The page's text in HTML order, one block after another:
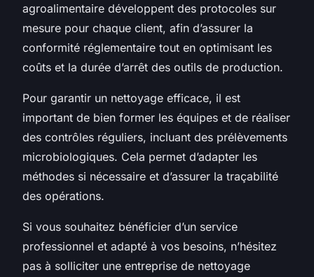
agroalimentaire développent des protocoles sur
mesure pour chaque client, afin d’assurer la
conformité réglementaire tout en optimisant les
coûts et la durée d’arrêt des outils de production.
Pour garantir un nettoyage efficace, il est
important de bien former les équipes et de réaliser
des contrôles réguliers, incluant des prélèvements
microbiologiques. Cela permet d’adapter les
méthodes si nécessaire et d’assurer la traçabilité
des opérations.
Si vous souhaitez bénéficier d’un service
professionnel et adapté à vos besoins, n’hésitez
pas à solliciter une entreprise de nettoyage